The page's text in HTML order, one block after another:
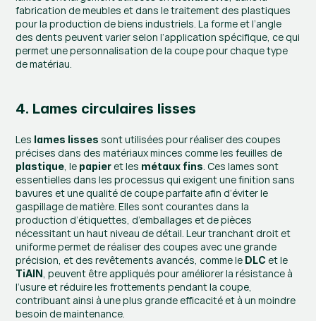
fabrication de meubles et dans le traitement des plastiques
pour la production de biens industriels. La forme et l’angle
des dents peuvent varier selon l’application spécifique, ce qui
permet une personnalisation de la coupe pour chaque type
de matériau.
4. Lames circulaires lisses
Les lames lisses sont utilisées pour réaliser des coupes
plastique , le papier et les métaux fins . Ces lames sont
essentielles dans les processus qui exigent une finition sans
bavures et une qualité de coupe parfaite afin d’éviter le
gaspillage de matière. Elles sont courantes dans la
production d’étiquettes, d’emballages et de pièces
nécessitant un haut niveau de détail. Leur tranchant droit et
uniforme permet de réaliser des coupes avec une grande
précision, et des revêtements avancés, comme le DLC
TiAlN , peuvent être appliqués pour améliorer la résistance à
l’usure et réduire les frottements pendant la coupe,
contribuant ainsi à une plus grande efficacité et à un moindre
besoin de maintenance.